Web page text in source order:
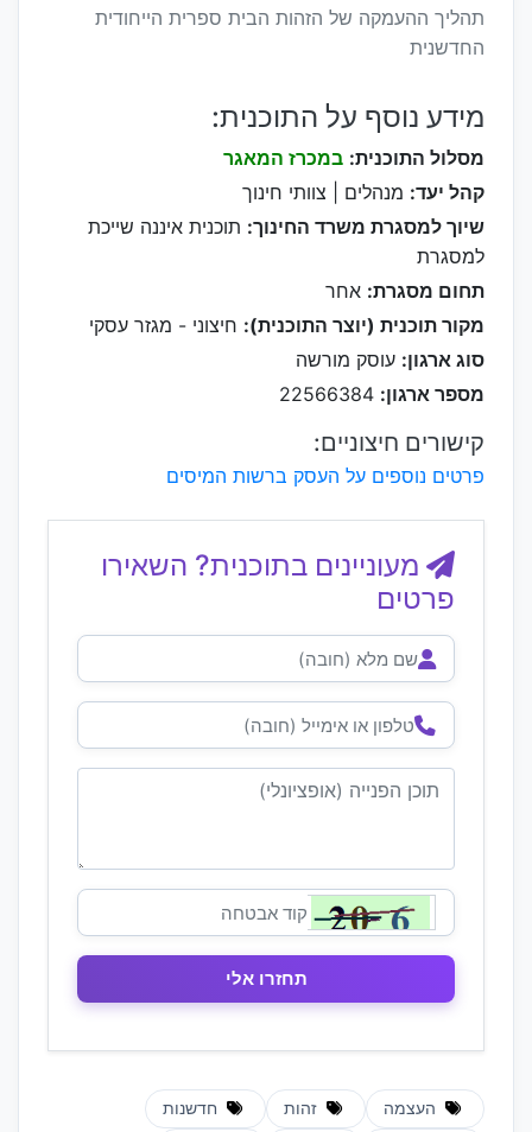
תהליך ההעמקה של הזהות הבית ספרית הייחודית
החדשנית
מידע נוסף על התוכנית:
מסלול התוכנית: במכרז המאגר
קהל יעד: מנהלים | צוותי חינוך
שיוך למסגרת משרד החינוך: תוכנית איננה שייכת
למסגרת
תחום מסגרת: אחר
מקור תוכנית (יוצר התוכנית): חיצוני - מגזר עסקי
סוג ארגון: עוסק מורשה
מספר ארגון:
קישורים חיצוניים:
פרטים נוספים על העסק ברשות המיסים
מעוניינים בתוכנית? השאירו
פרטים
העצמה זהות חדשנות